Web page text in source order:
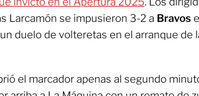
Larcamón se impusieron 3-2 a Bravos
duelo de volteretas en el arranque de
el marcador apenas al segundo